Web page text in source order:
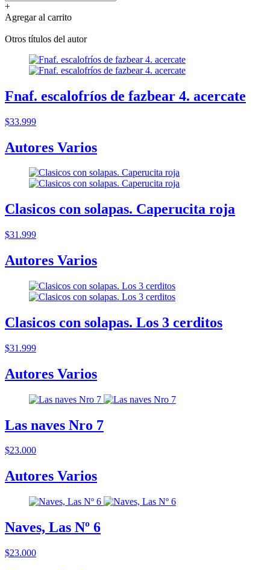
+
Agregar al carrito
Otros títulos del autor
Fnaf. escalofríos de fazbear 4. acercate
$33.999
Autores Varios
Clasicos con solapas. Caperucita roja
$31.999
Autores Varios
Clasicos con solapas. Los 3 cerditos
$31.999
Autores Varios
Las naves Nro 7
$23.000
Autores Varios
Naves, Las Nº 6
$23.000